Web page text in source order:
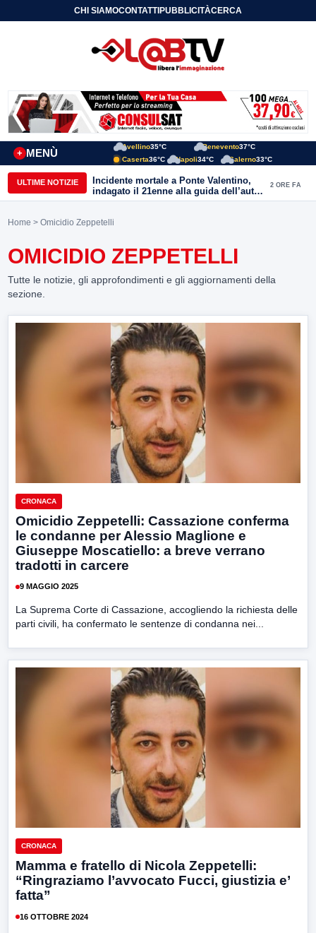
CHI SIAMOCONTATTIPUBBLICITÀCERCA
MENÙ
+
Avellino35°C Benevento37°C
Caserta36°C Napoli34°C Salerno33°C
ULTIME NOTIZIE
Incidente mortale a Ponte Valentino,
indagato il 21enne alla guida dell’auto:
ipotesi di duplice omicidio stradale
2 ORE FA
Home > Omicidio Zeppetelli
OMICIDIO ZEPPETELLI
Tutte le notizie, gli approfondimenti e gli aggiornamenti della
sezione.
CRONACA
Omicidio Zeppetelli: Cassazione conferma
le condanne per Alessio Maglione e
Giuseppe Moscatiello: a breve verrano
tradotti in carcere
9 MAGGIO 2025
La Suprema Corte di Cassazione, accogliendo la richiesta delle
parti civili, ha confermato le sentenze di condanna nei...
CRONACA
Mamma e fratello di Nicola Zeppetelli:
“Ringraziamo l’avvocato Fucci, giustizia e’
fatta”
16 OTTOBRE 2024